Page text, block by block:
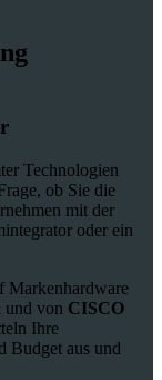
Technologien
ob Sie die
mit der
oder ein
Markenhardware
und von CISCO
Ihre
Budget aus und